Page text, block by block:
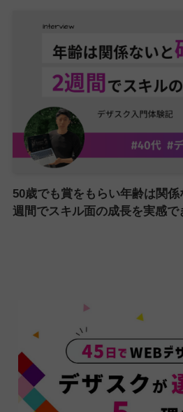
50歳でも賞をもらい年齢は関
週間でスキル面の成長を実感で